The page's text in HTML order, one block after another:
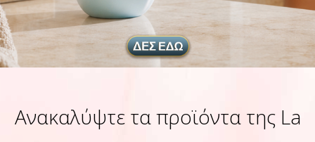
Ανακαλύψτε τα προϊόντα της La